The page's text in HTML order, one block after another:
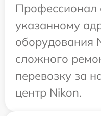
Профессионал
указанному
оборудования
сложного
перевозку за
центр Nikon.